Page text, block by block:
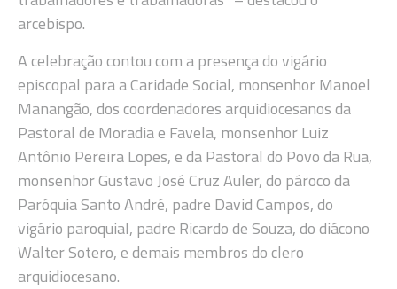
arcebispo.
A celebração contou com a presença do vigário
episcopal para a Caridade Social, monsenhor Manoel
Manangão, dos coordenadores arquidiocesanos da
Pastoral de Moradia e Favela, monsenhor Luiz
Antônio Pereira Lopes, e da Pastoral do Povo da Rua,
monsenhor Gustavo José Cruz Auler, do pároco da
Paróquia Santo André, padre David Campos, do
vigário paroquial, padre Ricardo de Souza, do diácono
Walter Sotero, e demais membros do clero
arquidiocesano.